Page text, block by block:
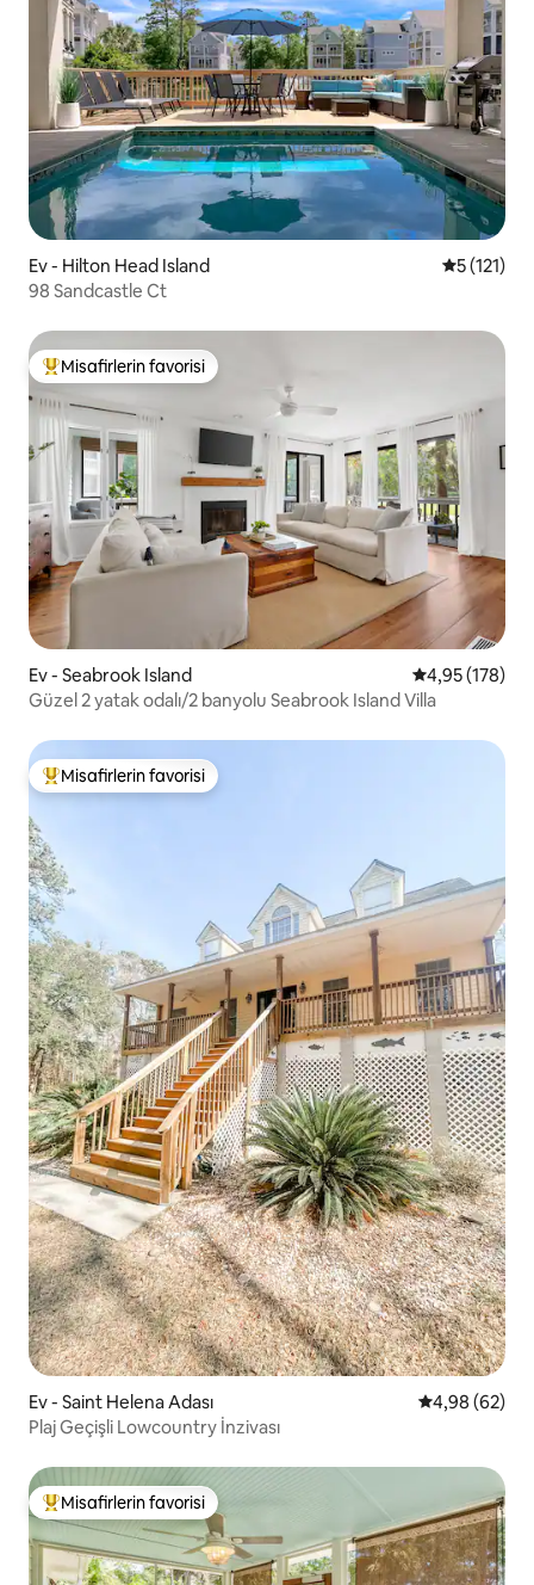
Ev - Hilton Head Island 55 (121)
98 Sandcastle Ct
Misafirlerin favorilerinden en beğenilenler arasında
Misafirlerin favorisi
Ev - Seabrook Island 5 üzerinden
4,95 (178)
Güzel 2 yatak odalı/2 banyolu Seabrook Island Villa
Misafirlerin favorilerinden en beğenilenler arasında
Misafirlerin favorisi
Ev - Saint Helena Adası 5 üzerinden
4,98 (62)
Plaj Geçişli Lowcountry İnzivası
Misafirlerin favorilerinden en beğenilenler arasında
Misafirlerin favorisi